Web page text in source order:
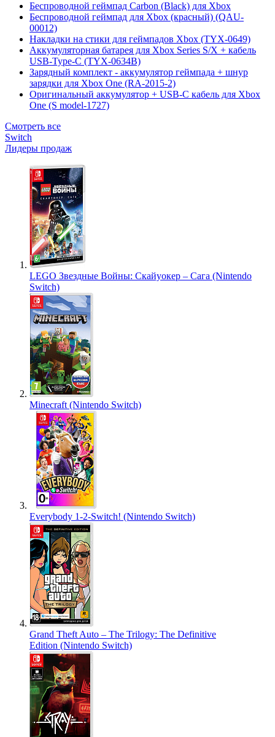
Беспроводной геймпад Carbon (Black) для Xbox
Беспроводной геймпад для Xbox (красный) (QAU-
00012)
Накладки на стики для геймпадов Xbox (TYX-0649)
Аккумуляторная батарея для Xbox Series S/X + кабель
USB-Type-C (TYX-0634B)
Зарядный комплект - аккумулятор геймпада + шнур
зарядки для Xbox One (RA-2015-2)
Оригинальный аккумулятор + USB-C кабель для Xbox
One (S model-1727)
Смотреть все
Switch
Лидеры продаж
LEGO Звездные Войны: Скайуокер – Сага (Nintendo
Switch)
Minecraft (Nintendo Switch)
Everybody 1-2-Switch! (Nintendo Switch)
Grand Theft Auto – The Trilogy: The Definitive
Edition (Nintendo Switch)